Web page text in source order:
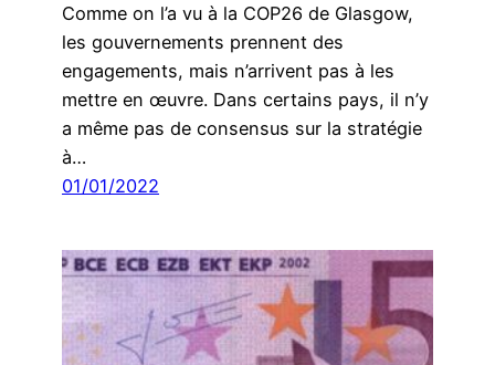
Comme on l’a vu à la COP26 de Glasgow,
les gouvernements prennent des
engagements, mais n’arrivent pas à les
mettre en œuvre. Dans certains pays, il n’y
a même pas de consensus sur la stratégie
à…
01/01/2022